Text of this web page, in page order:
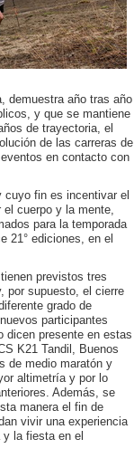
demuestra año tras año
y que se mantiene
de trayectoria, el
de las carreras de
en contacto con
fin es incentivar el
el cuerpo y la mente,
para la temporada
21° ediciones, en el
previstos tres
por supuesto, el cierre
grado de
participantes
dicen presente en estas
K21 Tandil, Buenos
de medio maratón y
altimetría y por lo
Además, se
manera el fin de
vivir una experiencia
la fiesta en el